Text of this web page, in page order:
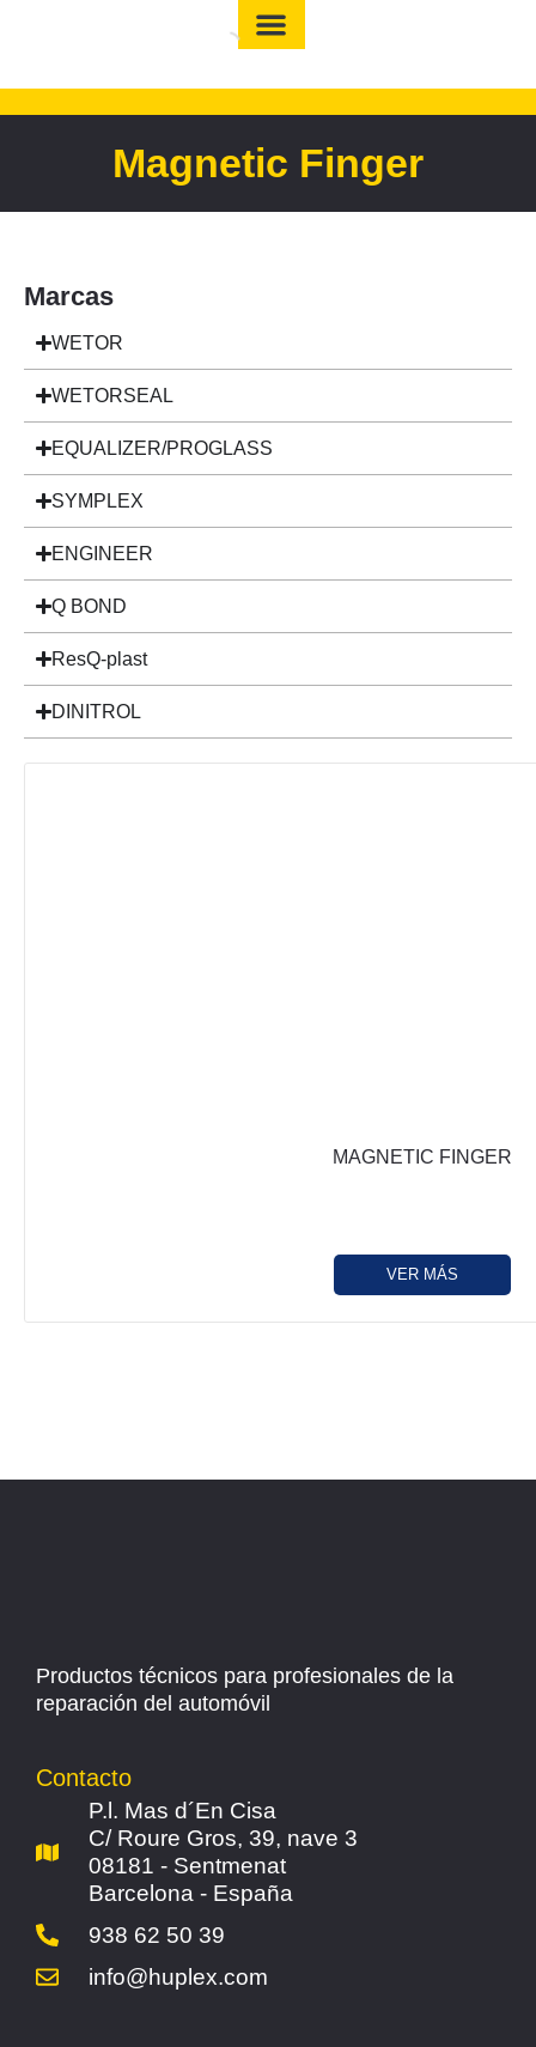
Magnetic Finger
Marcas
WETOR
WETORSEAL
EQUALIZER/PROGLASS
SYMPLEX
ENGINEER
Q BOND
ResQ-plast
DINITROL
MAGNETIC FINGER
VER MÁS
Productos técnicos para profesionales de la
reparación del automóvil
Contacto
P.l. Mas d´En Cisa
C/ Roure Gros, 39, nave 3
08181 - Sentmenat
Barcelona - España
938 62 50 39
info@huplex.com